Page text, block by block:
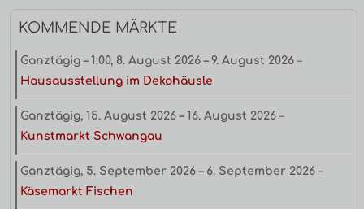
KOMMENDE MÄRKTE
Ganztägig – 1:00, 8. August 2026 – 9. August 2026 –
Hausausstellung im Dekohäusle
Ganztägig, 15. August 2026 – 16. August 2026 –
Kunstmarkt Schwangau
Ganztägig, 5. September 2026 – 6. September 2026 –
Käsemarkt Fischen